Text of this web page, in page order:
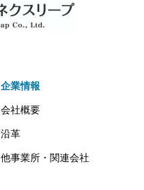
企業情報
会社概要
沿革
他事業所・関連会社